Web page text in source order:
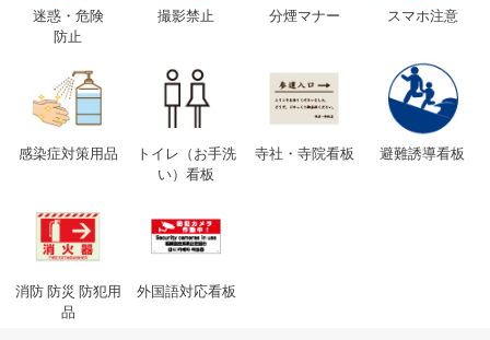
迷惑・危険
防止
撮影禁止 分煙マナー スマホ注意
感染症対策用品
トイレ（お手洗
い）看板
寺社・寺院看板 避難誘導看板
消防 防災 防犯用
品
外国語対応看板